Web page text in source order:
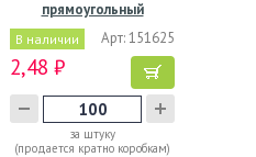
прямоугольный
108х82х40мм, 200 мл,…
В наличии Арт: 151625
2,48 ₽
за штуку
(продается кратно коробкам)